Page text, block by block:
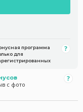
программа
для
с фото